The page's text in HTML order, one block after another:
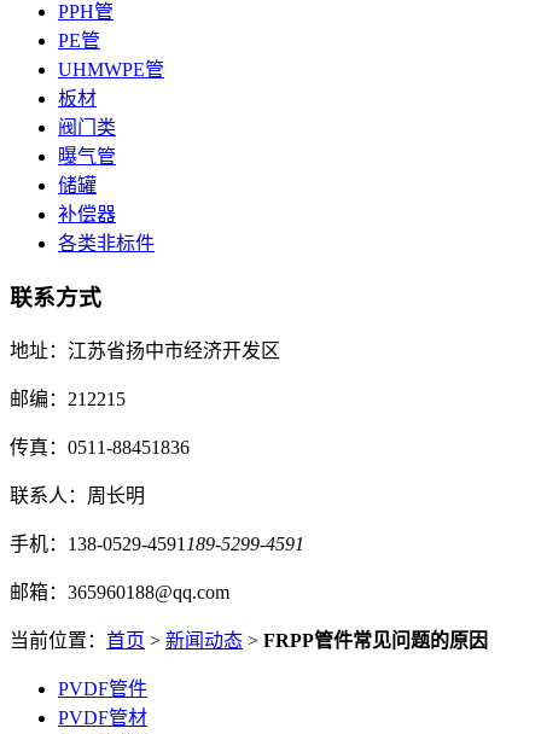
PPH管
PE管
UHMWPE管
板材
阀门类
曝气管
储罐
补偿器
各类非标件
联系方式
地址：江苏省扬中市经济开发区
邮编：212215
传真：0511-88451836
联系人：周长明
手机：138-0529-4591 189-5299-4591
邮箱：365960188@qq.com
当前位置： 首页 > 新闻动态 > FRPP管件常见问题的原因
PVDF管件
PVDF管材